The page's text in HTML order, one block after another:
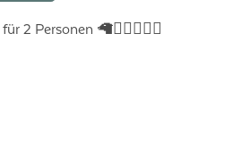
2 Personen 🦙🚶‍♀️🚶🏻‍♂️